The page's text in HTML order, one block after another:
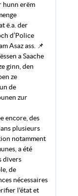
une
le
la
: 📞
erëm
ë.a. der
d’Police
Asaz ass. 📌
a Saache
ginn, den
ze
de
zur
encore, des
plusieurs
notamment
a été
divers
de
nécessaires
l'état et